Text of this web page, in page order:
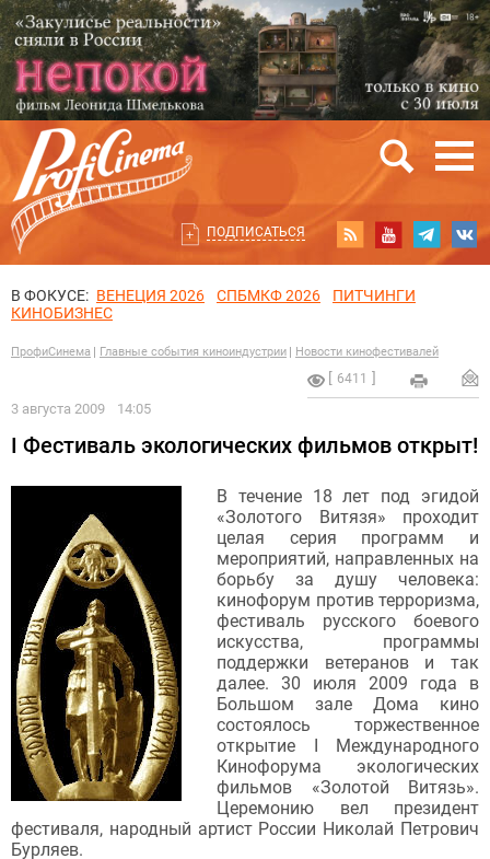
ПОДПИСАТЬСЯ
В ФОКУСЕ: ВЕНЕЦИЯ 2026 СПБМКФ 2026
ПИТЧИНГИ
КИНОБИЗНЕС
ПрофиСинема Главные события киноиндустрии Новости кинофестивалей
6411
3 августа 2009 14:05
I Фестиваль экологических фильмов открыт!
В течение 18 лет под эгидой
«Золотого Витязя» проходит
целая серия программ и
мероприятий, направленных на
борьбу за душу человека:
кинофорум против терроризма,
фестиваль русского боевого
искусства, программы
поддержки ветеранов и так
далее. 30 июля 2009 года в
Большом зале Дома кино
состоялось торжественное
открытие I Международного
Кинофорума экологических
фильмов «Золотой Витязь».
Церемонию вел президент
фестиваля, народный артист России Николай Петрович
Бурляев.